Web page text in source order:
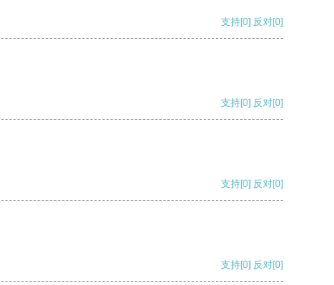
支持[0] 反对[0]
支持[0] 反对[0]
支持[0] 反对[0]
支持[0] 反对[0]